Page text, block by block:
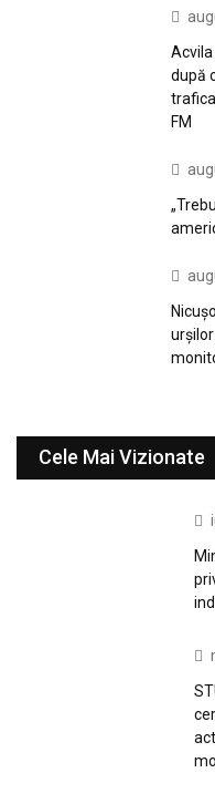
după
FM
Cele Mai Vizionate